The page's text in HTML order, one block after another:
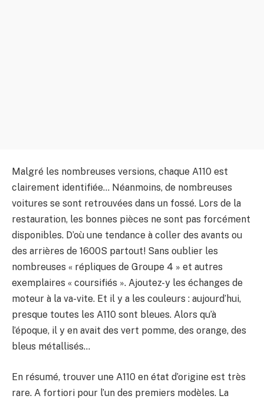
Malgré les nombreuses versions, chaque A110 est
clairement identifiée… Néanmoins, de nombreuses
voitures se sont retrouvées dans un fossé. Lors de la
restauration, les bonnes pièces ne sont pas forcément
disponibles. D’où une tendance à coller des avants ou
des arrières de 1600S partout! Sans oublier les
nombreuses « répliques de Groupe 4 » et autres
exemplaires « coursifiés ». Ajoutez-y les échanges de
moteur à la va-vite. Et il y a les couleurs : aujourd’hui,
presque toutes les A110 sont bleues. Alors qu’à
l’époque, il y en avait des vert pomme, des orange, des
bleus métallisés…
En résumé, trouver une A110 en état d’origine est très
rare. A fortiori pour l’un des premiers modèles. La